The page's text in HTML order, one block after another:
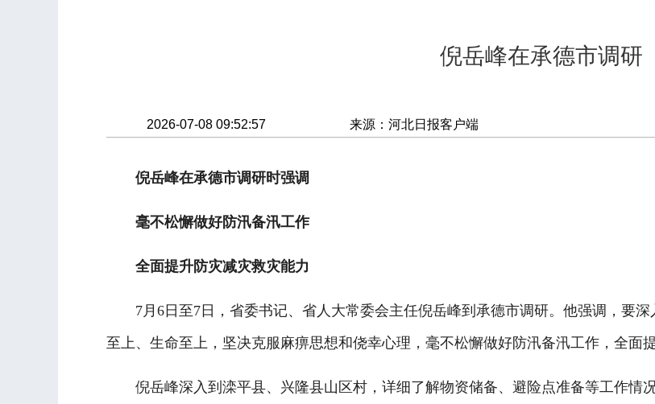
倪岳峰在承德市调研
2026-07-08 09:52:57 来源：河北日报客户端
倪岳峰在承德市调研时强调
毫不松懈做好防汛备汛工作
全面提升防灾减灾救灾能力
7月6日至7日，省委书记、省人大常委会主任倪岳峰到承德市调研。他强调，要深
至上、生命至上，坚决克服麻痹思想和侥幸心理，毫不松懈做好防汛备汛工作，全面
倪岳峰深入到滦平县、兴隆县山区村，详细了解物资储备、避险点准备等工作情